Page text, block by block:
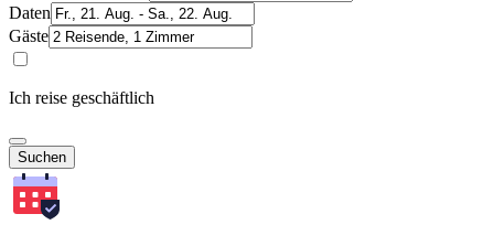
Daten
Gäste
Ich reise geschäftlich
Suchen